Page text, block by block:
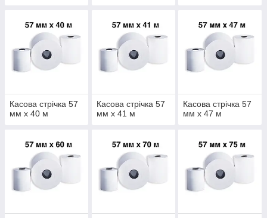
Касова стрічка 57
мм х 40 м
Касова стрічка 57
мм х 41 м
Касова стрічка 57
мм х 47 м